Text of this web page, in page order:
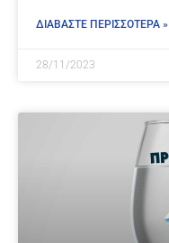
ΔΙΑΒΑΣΤΕ ΠΕΡΙΣΣΟΤΕΡΑ »
28/11/2023